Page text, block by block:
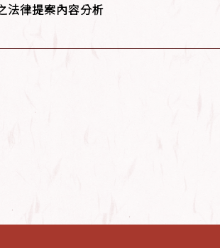
法律提案內容分析